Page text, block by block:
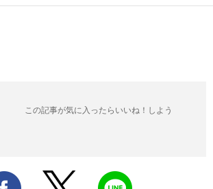
この記事が気に入ったらいいね！しよう